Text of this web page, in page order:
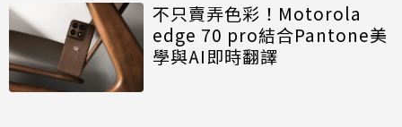
不只賣弄色彩！Motorola
edge 70 pro結合Pantone美
學與AI即時翻譯